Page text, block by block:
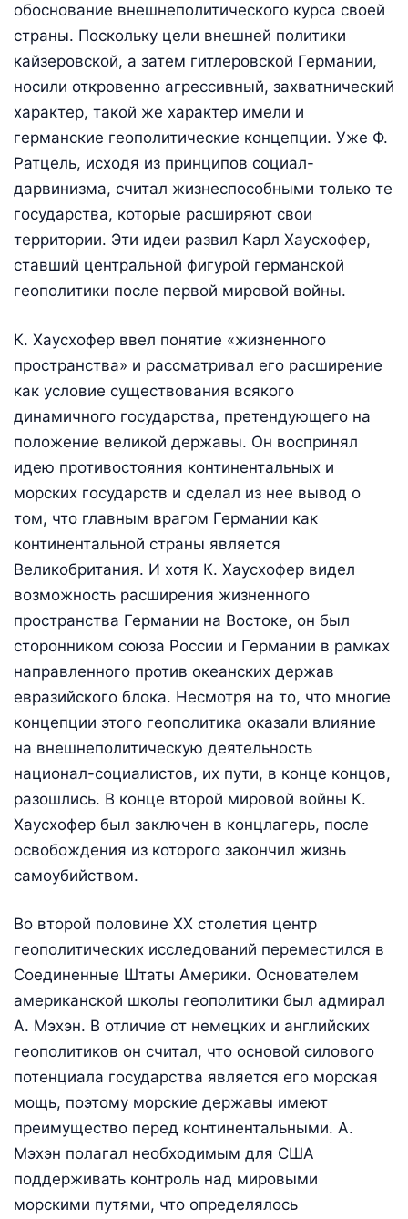
обоснование внешнеполитического курса своей
страны. Поскольку цели внешней политики
кайзеровской, а затем гитлеровской Германии,
носили откровенно агрессивный, захватнический
характер, такой же характер имели и
германские геополитические концепции. Уже Ф.
Ратцель, исходя из принципов социал-
дарвинизма, считал жизнеспособными только те
государства, которые расширяют свои
территории. Эти идеи развил Карл Хаусхофер,
ставший центральной фигурой германской
геополитики после первой мировой войны.
К. Хаусхофер ввел понятие «жизненного
пространства» и рассматривал его расширение
как условие существования всякого
динамичного государства, претендующего на
положение великой державы. Он воспринял
идею противостояния континентальных и
морских государств и сделал из нее вывод о
том, что главным врагом Германии как
континентальной страны является
Великобритания. И хотя К. Хаусхофер видел
возможность расширения жизненного
пространства Германии на Востоке, он был
сторонником союза России и Германии в рамках
направленного против океанских держав
евразийского блока. Несмотря на то, что многие
концепции этого геополитика оказали влияние
на внешнеполитическую деятельность
национал-социалистов, их пути, в конце концов,
разошлись. В конце второй мировой войны К.
Хаусхофер был заключен в концлагерь, после
освобождения из которого закончил жизнь
самоубийством.
Во второй половине XX столетия центр
геополитических исследований переместился в
Соединенные Штаты Америки. Основателем
американской школы геополитики был адмирал
А. Мэхэн. В отличие от немецких и английских
геополитиков он считал, что основой силового
потенциала государства является его морская
мощь, поэтому морские державы имеют
преимущество перед континентальными. А.
Мэхэн полагал необходимым для США
поддерживать контроль над мировыми
морскими путями, что определялось